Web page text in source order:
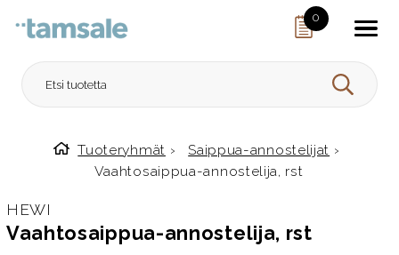
0
HAE
Etusivulle
Tuoteryhmät › Saippua-annostelijat ›
Vaahtosaippua-annostelija, rst
HEWI
Vaahtosaippua-annostelija, rst